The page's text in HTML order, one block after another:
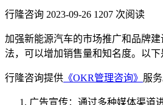
行隆咨询 2023-09-26 1207 次阅读
加强新能源汽车的市场推广和品牌
法，可以增加销售量和知名度。以下
行隆咨询提供 《OKR管理咨询》 服务
广告宣传：通过多种媒体渠道